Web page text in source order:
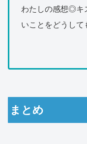
わたしの感想◎キ
いことをどうして
まとめ